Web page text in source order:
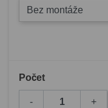
Bez montáže
Počet
- +